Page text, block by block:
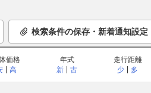
検索条件の保存・新着通知設定
価格
高
年式
新
古
走行距離
少
多